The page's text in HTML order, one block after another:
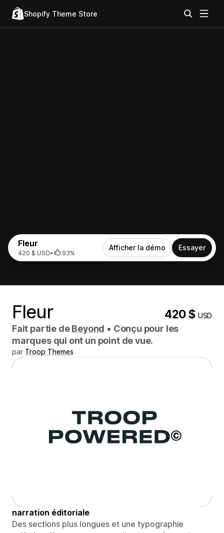
Shopify Theme Store
Fleur
420 $ USD• 93%
Afficher la démo Essayer
Fleur 420 $USD
Fait partie deBeyond • Conçu pour les
marques qui ont un point de vue.
par Troop Themes
narration éditoriale
Des sections plus longues et une typographie